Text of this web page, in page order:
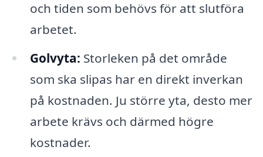
och tiden som behövs för att slutföra
arbetet.
Golvyta: Storleken på det område
som ska slipas har en direkt inverkan
på kostnaden. Ju större yta, desto mer
arbete krävs och därmed högre
kostnader.